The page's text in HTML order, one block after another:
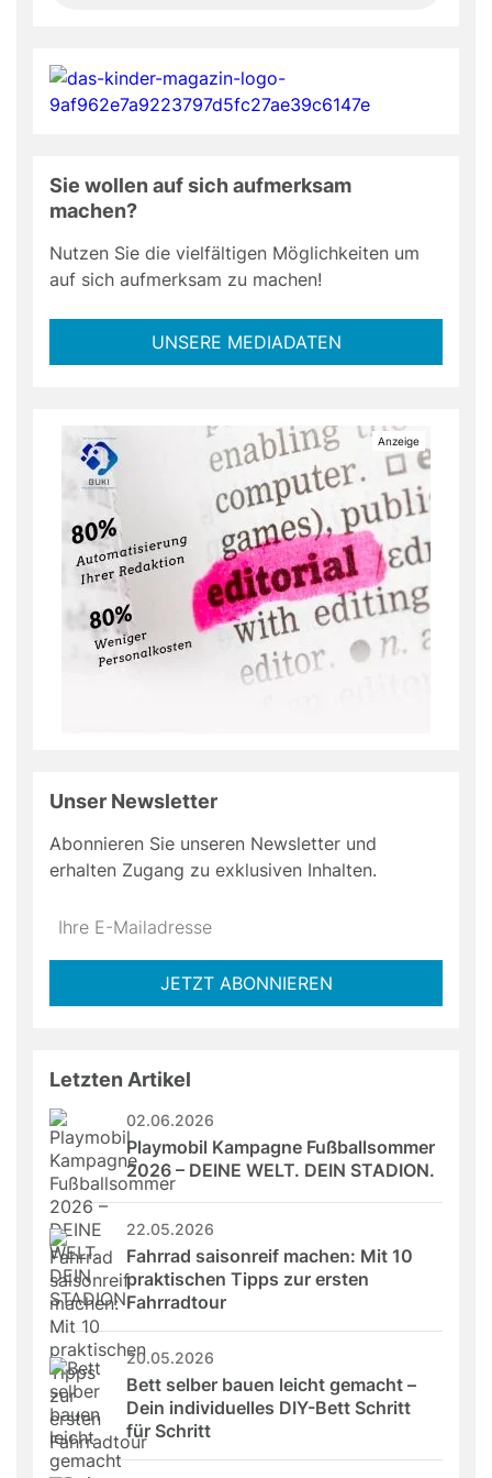
Sie wollen auf sich aufmerksam
machen?
Nutzen Sie die vielfältigen Möglichkeiten um
auf sich aufmerksam zu machen!
UNSERE MEDIADATEN
Unser Newsletter
Abonnieren Sie unseren Newsletter und
erhalten Zugang zu exklusiven Inhalten.
Do
*Ihre
JETZT ABONNIEREN
Letzten Artikel
02.06.2026
Playmobil Kampagne Fußballsommer
2026 – DEINE WELT. DEIN STADION.
22.05.2026
Fahrrad saisonreif machen: Mit 10
praktischen Tipps zur ersten
Fahrradtour
20.05.2026
Bett selber bauen leicht gemacht –
Dein individuelles DIY-Bett Schritt
für Schritt